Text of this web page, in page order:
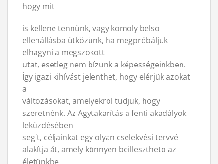
hogy mit
is kellene tennünk, vagy komoly belso
ellenállásba ütközünk, ha megpróbáljuk
elhagyni a megszokott
utat, esetleg nem bízunk a képességeinkben.
Így igazi kihívást jelenthet, hogy elérjük azokat
a
változásokat, amelyekrol tudjuk, hogy
szeretnénk. Az Agytakarítás a fenti akadályok
leküzdésében
segít, céljainkat egy olyan cselekvési tervvé
alakítja át, amely könnyen beillesztheto az
életünkbe.